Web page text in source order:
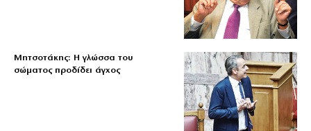
Μητσοτάκης: Η γλώσσα του
σώματος προδίδει άγχος